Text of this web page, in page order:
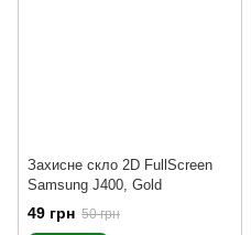
Захисне скло 2D FullScreen
Samsung J400, Gold
49 грн 50 грн